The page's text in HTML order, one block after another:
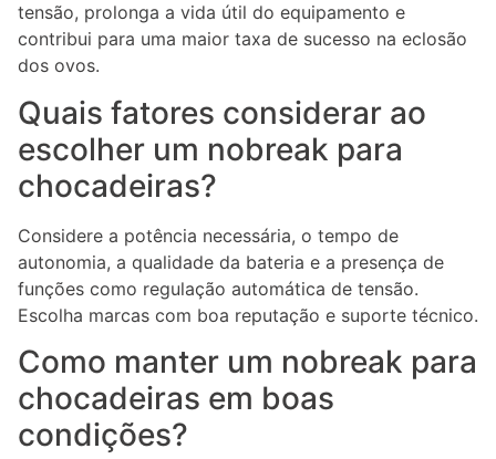
tensão, prolonga a vida útil do equipamento e
contribui para uma maior taxa de sucesso na eclosão
dos ovos.
Quais fatores considerar ao
escolher um nobreak para
chocadeiras?
Considere a potência necessária, o tempo de
autonomia, a qualidade da bateria e a presença de
funções como regulação automática de tensão.
Escolha marcas com boa reputação e suporte técnico.
Como manter um nobreak para
chocadeiras em boas
condições?